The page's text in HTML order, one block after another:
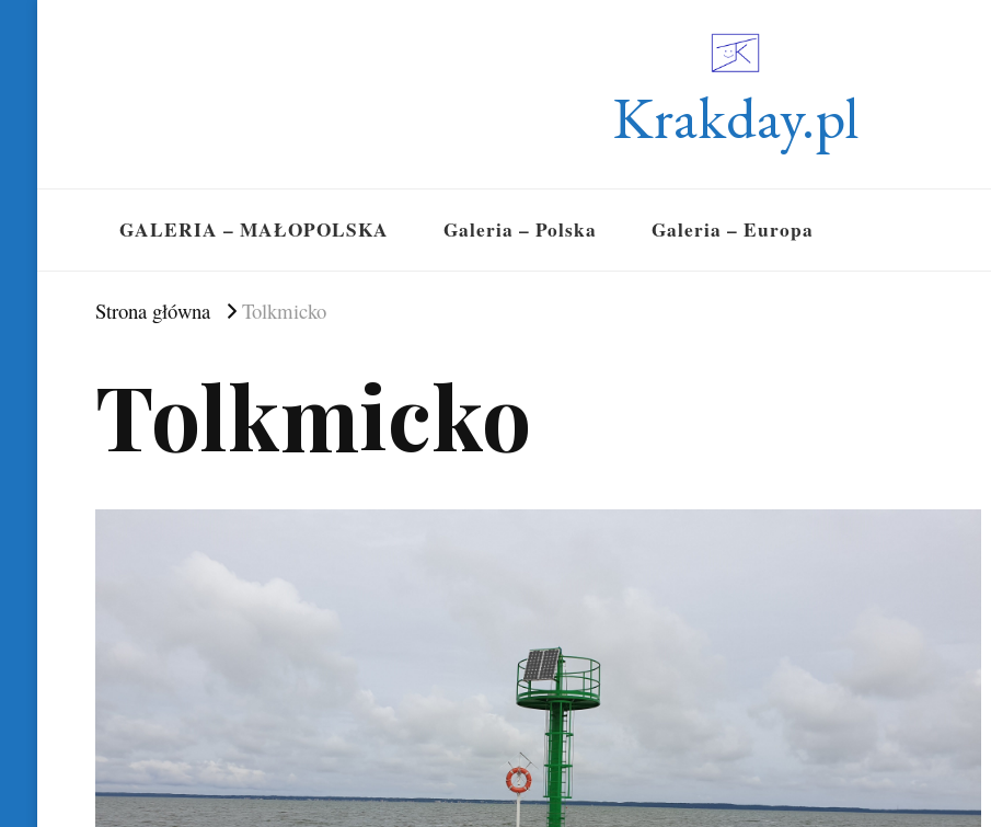
Krakday.pl
GALERIA – MAŁOPOLSKA Galeria – Polska Galeria – Europa
Strona główna Tolkmicko
Tolkmicko